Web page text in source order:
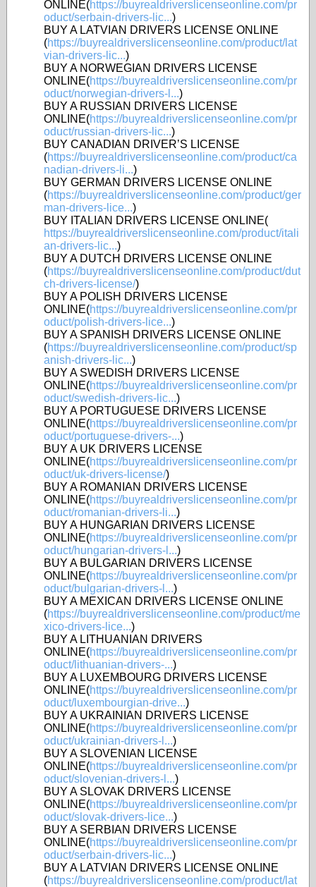
ONLINE(https://buyrealdriverslicenseonline.com/pr
oduct/serbain-drivers-lic...)
BUY A LATVIAN DRIVERS LICENSE ONLINE
(https://buyrealdriverslicenseonline.com/product/lat
vian-drivers-lic...)
BUY A NORWEGIAN DRIVERS LICENSE
ONLINE(https://buyrealdriverslicenseonline.com/pr
oduct/norwegian-drivers-l...)
BUY A RUSSIAN DRIVERS LICENSE
ONLINE(https://buyrealdriverslicenseonline.com/pr
oduct/russian-drivers-lic...)
BUY CANADIAN DRIVER’S LICENSE
(https://buyrealdriverslicenseonline.com/product/ca
nadian-drivers-li...)
BUY GERMAN DRIVERS LICENSE ONLINE
(https://buyrealdriverslicenseonline.com/product/ger
man-drivers-lice...)
BUY ITALIAN DRIVERS LICENSE ONLINE(
https://buyrealdriverslicenseonline.com/product/itali
an-drivers-lic...)
BUY A DUTCH DRIVERS LICENSE ONLINE
(https://buyrealdriverslicenseonline.com/product/dut
ch-drivers-license/)
BUY A POLISH DRIVERS LICENSE
ONLINE(https://buyrealdriverslicenseonline.com/pr
oduct/polish-drivers-lice...)
BUY A SPANISH DRIVERS LICENSE ONLINE
(https://buyrealdriverslicenseonline.com/product/sp
anish-drivers-lic...)
BUY A SWEDISH DRIVERS LICENSE
ONLINE(https://buyrealdriverslicenseonline.com/pr
oduct/swedish-drivers-lic...)
BUY A PORTUGUESE DRIVERS LICENSE
ONLINE(https://buyrealdriverslicenseonline.com/pr
oduct/portuguese-drivers-...)
BUY A UK DRIVERS LICENSE
ONLINE(https://buyrealdriverslicenseonline.com/pr
oduct/uk-drivers-license/)
BUY A ROMANIAN DRIVERS LICENSE
ONLINE(https://buyrealdriverslicenseonline.com/pr
oduct/romanian-drivers-li...)
BUY A HUNGARIAN DRIVERS LICENSE
ONLINE(https://buyrealdriverslicenseonline.com/pr
oduct/hungarian-drivers-l...)
BUY A BULGARIAN DRIVERS LICENSE
ONLINE(https://buyrealdriverslicenseonline.com/pr
oduct/bulgarian-drivers-l...)
BUY A MEXICAN DRIVERS LICENSE ONLINE
(https://buyrealdriverslicenseonline.com/product/me
xico-drivers-lice...)
BUY A LITHUANIAN DRIVERS
ONLINE(https://buyrealdriverslicenseonline.com/pr
oduct/lithuanian-drivers-...)
BUY A LUXEMBOURG DRIVERS LICENSE
ONLINE(https://buyrealdriverslicenseonline.com/pr
oduct/luxembourgian-drive...)
BUY A UKRAINIAN DRIVERS LICENSE
ONLINE(https://buyrealdriverslicenseonline.com/pr
oduct/ukrainian-drivers-l...)
BUY A SLOVENIAN LICENSE
ONLINE(https://buyrealdriverslicenseonline.com/pr
oduct/slovenian-drivers-l...)
BUY A SLOVAK DRIVERS LICENSE
ONLINE(https://buyrealdriverslicenseonline.com/pr
oduct/slovak-drivers-lice...)
BUY A SERBIAN DRIVERS LICENSE
ONLINE(https://buyrealdriverslicenseonline.com/pr
oduct/serbain-drivers-lic...)
BUY A LATVIAN DRIVERS LICENSE ONLINE
(https://buyrealdriverslicenseonline.com/product/lat